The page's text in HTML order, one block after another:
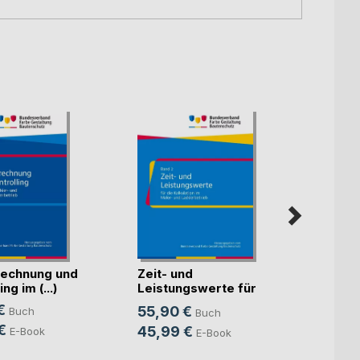
und
im (...)
Buch
E-Book
Zeit- und
Leistungswerte für
die K(...)
55,90 € Buch
45,99 € E-Book